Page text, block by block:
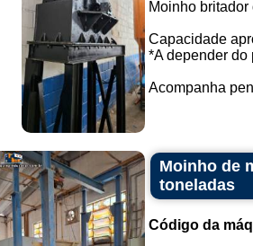
Moinho
Capacidade
*A depender do
Acompanha
Moinho de
toneladas
Código da